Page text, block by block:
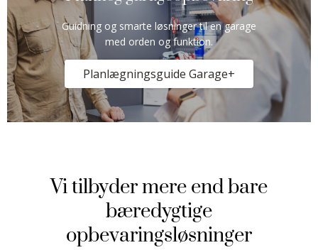
Guidning og smarte løsninger til en garage
med orden og funktion.
Planlægningsguide Garage+
Vi tilbyder mere end bare
bæredygtige
opbevaringsløsninger